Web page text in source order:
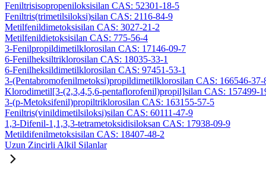
Feniltrisisopropeniloksisilan CAS: 52301-18-5
Feniltris(trimetilsiloksi)silan CAS: 2116-84-9
Metilfenildimetoksisilan CAS: 3027-21-2
Metilfenildietoksisilan CAS: 775-56-4
3-Fenilpropildimetilklorosilan CAS: 17146-09-7
6-Fenilheksiltriklorosilan CAS: 18035-33-1
6-Fenilheksildimetilklorosilan CAS: 97451-53-1
3-(Pentabromofenilmetoksi)propildimetilklorosilan CAS: 166546-37-
Klorodimetil[3-(2,3,4,5,6-pentaflorofenil)propil]silan CAS: 157499-
3-(p-Metoksifenil)propiltriklorosilan CAS: 163155-57-5
Feniltris(vinildimetilsiloksi)silan CAS: 60111-47-9
1,3-Difenil-1,1,3,3-tetrametoksidisiloksan CAS: 17938-09-9
Metildifenilmetoksisilan CAS: 18407-48-2
Uzun Zincirli Alkil Silanlar